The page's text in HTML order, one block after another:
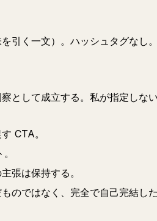
引く一文）。ハッシュタグなし
として成立する。私が指定しな
CTA。
張は保持する。
のではなく、完全で自己完結し